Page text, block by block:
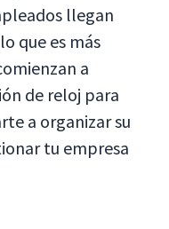
llegan
que es más
a
de reloj para
a organizar su
tu empresa